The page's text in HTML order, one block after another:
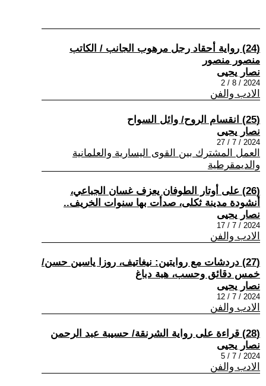
(24) رواية أحقاد رجل مرهوب الجانب / الكاتب
منصور منصور
نصار يحيى
2024 / 8 / 2
الادب والفن
(25) انقسام الروح/ وائل السواح
نصار يحيى
2024 / 7 / 27
العمل المشترك بين القوى اليسارية والعلمانية
والديمقرطية
(26) على أوتار الطوفان يعزف غسان الجباعي،
أنشودة مدينة ثكلى، صدأت بها سنوات الخريف..
نصار يحيى
2024 / 7 / 17
الادب والفن
(27) دردشات مع روايتين: نيغاتيف، روزا ياسين حسن/
خمس دقائق وحسب، هبة دباغ
نصار يحيى
2024 / 7 / 12
الادب والفن
(28) قراءة على رواية الشرنقة/ حسيبة عبد الرحمن
نصار يحيى
2024 / 7 / 5
الادب والفن